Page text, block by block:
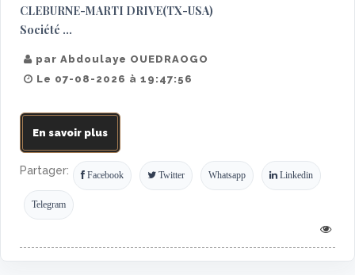
CLEBURNE-MARTI DRIVE(TX-USA)
Société ...
par Abdoulaye OUEDRAOGO
Le 07-08-2026 à 19:47:56
En savoir plus
Partager: Facebook Twitter Whatsapp Linkedin
Telegram